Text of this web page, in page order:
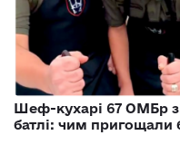
Шеф-кухарі 67 ОМБр
батлі: чим пригощали